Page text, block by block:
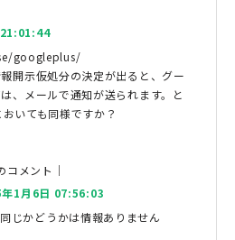
googleplus/
開示仮処分の決定が出ると、グー
、メールで通知が送られます。と
いても同様ですか？
コメント｜
1月6日 07:56:03
じかどうかは情報ありません